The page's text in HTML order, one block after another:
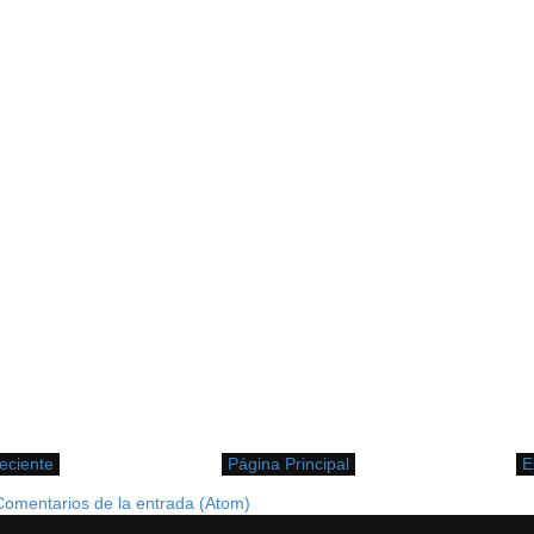
Página Principal
de la entrada (Atom)